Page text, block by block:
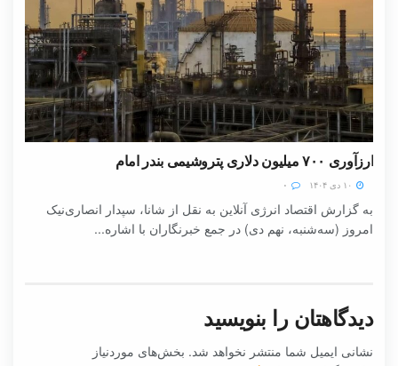
ارزآوری ۷۰۰ میلیون دلاری پتروشیمی بندر امام
به گزارش اقتصاد انرژی آنلاین به نقل از شانا، سپدار انصاری‌نیک
امروز (سه‌شنبه، نهم دی) در جمع خبرنگاران با اشاره...
دیدگاهتان را بنویسید
نشانی ایمیل شما منتشر نخواهد شد. بخش‌های موردنیاز